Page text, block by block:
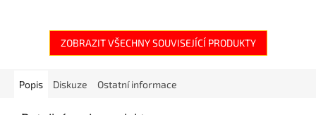
ZOBRAZIT VŠECHNY SOUVISEJÍCÍ PRODUKTY
Popis Diskuze Ostatní informace